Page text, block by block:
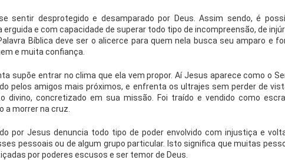
sentir desprotegido e desamparado por Deus. Assim sendo, é
erguida e com capacidade de superar todo tipo de incompreensão, de
Bíblica deve ser o alicerce para quem nela busca seu amparo e
e muita confiança.
supõe entrar no clima que ela vem propor. Aí Jesus aparece como o
pelos amigos mais próximos, e enfrenta os ultrajes sem perder de
divino, concretizado em sua missão. Foi traído e vendido como
a morrer na cruz.
por Jesus denuncia todo tipo de poder envolvido com injustiça e
pessoais ou de algum grupo particular. Isto significa que muitas
por poderes escusos e ser temor de Deus.